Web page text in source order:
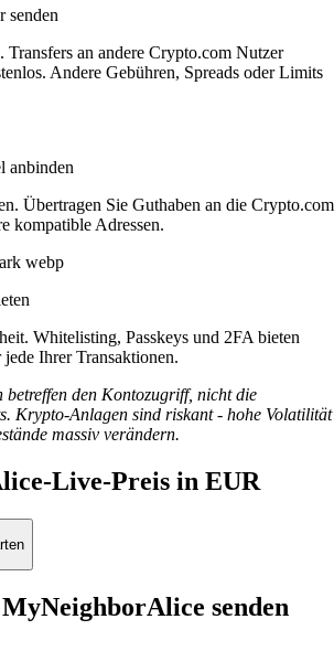
senden
an andere Crypto.com Nutzer
Andere Gebühren, Spreads oder Limits
anbinden
Übertragen Sie Guthaben an die Crypto.com
kompatible Adressen.
Whitelisting, Passkeys und 2FA bieten
Ihrer Transaktionen.
betreffen den Kontozugriff, nicht die
Krypto-Anlagen sind riskant - hohe Volatilität
massiv verändern.
Live-Preis in EUR
senden